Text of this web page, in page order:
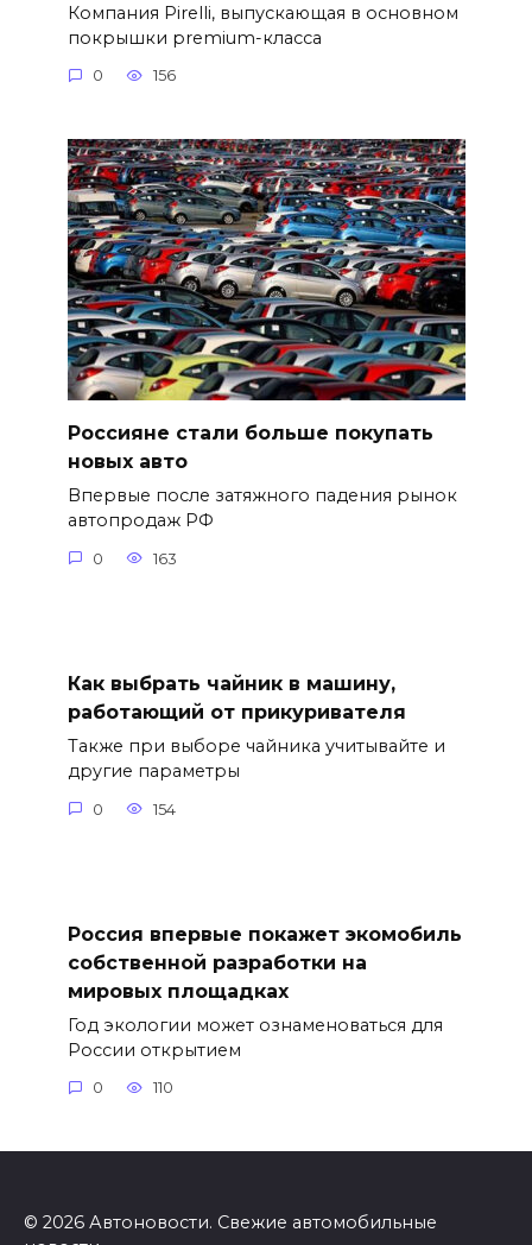
Компания Pirelli, выпускающая в основном
покрышки premium-класса
0 156
Россияне стали больше покупать
новых авто
Впервые после затяжного падения рынок
автопродаж РФ
0 163
Как выбрать чайник в машину,
работающий от прикуривателя
Также при выборе чайника учитывайте и
другие параметры
0 154
Россия впервые покажет экомобиль
собственной разработки на
мировых площадках
Год экологии может ознаменоваться для
России открытием
0 110
© 2026 Автоновости. Свежие автомобильные